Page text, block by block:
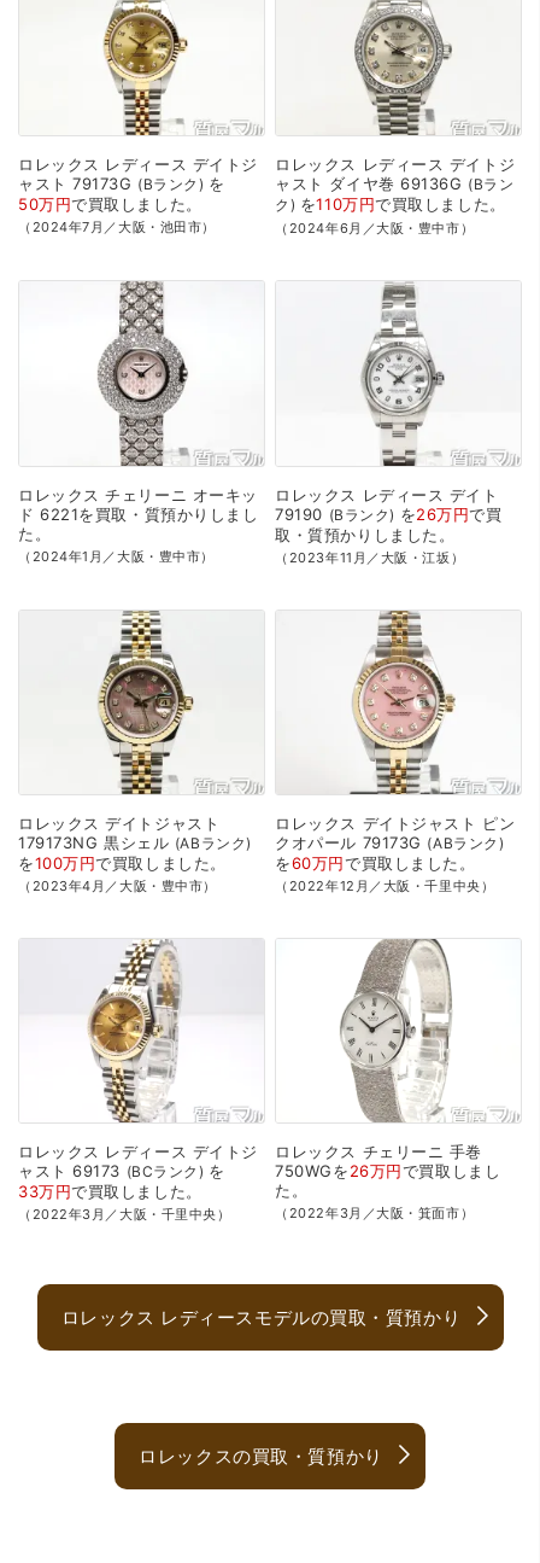
ロレックス レディース デイトジ
ャスト 79173G Bランク
を
50万円で買取 しました。
（2024年7月／大阪・池田市）
ロレックス レディース デイトジ
ャスト ダイヤ巻 69136G
Bラン
ク
を110万円で買取 しました。
（2024年6月／大阪・豊中市）
ロレックス チェリーニ オーキッ
ド 6221を買取・質預かり しまし
た。
（2024年1月／大阪・豊中市）
ロレックス レディース デイト
79190
Bランク を26万円で買
取・質預かり しました。
（2023年11月／大阪・江坂）
ロレックス デイトジャスト
179173NG 黒シェル ABランク
を100万円で買取 しました。
（2023年4月／大阪・豊中市）
ロレックス デイトジャスト
ピン
クオパール 79173G ABランク
を60万円で買取 しました。
（2022年12月／大阪・千里中央）
ロレックス レディース デイトジ
ャスト 69173 BCランク
を
33万円で買取 しました。
（2022年3月／大阪・千里中央）
ロレックス チェリーニ 手巻
750WGを26万円で買取 しまし
た。
（2022年3月／大阪・箕面市）
ロレックス レディースモデルの買取・質預かり
ロレックスの買取・質預かり